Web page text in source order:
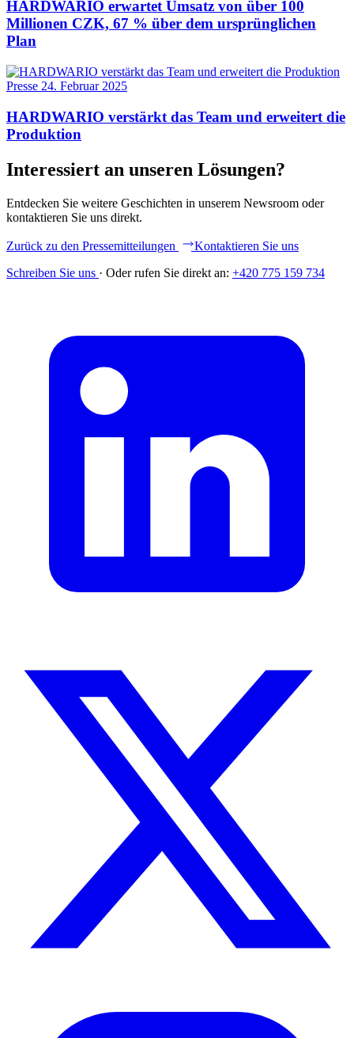
HARDWARIO erwartet Umsatz von über 100
Millionen CZK, 67 % über dem ursprünglichen
Plan
Presse 24. Februar 2025
HARDWARIO verstärkt das Team und erweitert die
Produktion
Interessiert an unseren Lösungen?
Entdecken Sie weitere Geschichten in unserem Newsroom oder
kontaktieren Sie uns direkt.
Zurück zu den Pressemitteilungen
Kontaktieren Sie uns
Schreiben Sie uns · Oder rufen Sie direkt an: +420 775 159 734